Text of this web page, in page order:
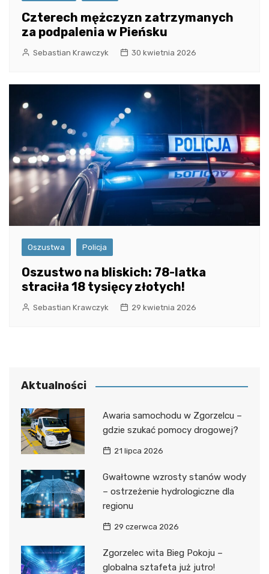
Czterech mężczyzn zatrzymanych
za podpalenia w Pieńsku
Sebastian Krawczyk 30 kwietnia 2026
Oszustwa Policja
Oszustwo na bliskich: 78-latka
straciła 18 tysięcy złotych!
Sebastian Krawczyk 29 kwietnia 2026
Aktualności
Awaria samochodu w Zgorzelcu –
gdzie szukać pomocy drogowej?
21 lipca 2026
Gwałtowne wzrosty stanów wody
– ostrzeżenie hydrologiczne dla
regionu
29 czerwca 2026
Zgorzelec wita Bieg Pokoju –
globalna sztafeta już jutro!